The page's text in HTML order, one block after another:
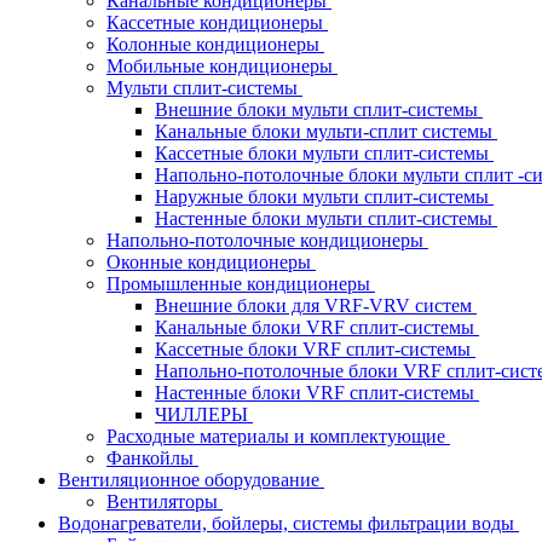
Кассетные кондиционеры
Колонные кондиционеры
Мобильные кондиционеры
Мульти сплит-системы
Внешние блоки мульти сплит-системы
Канальные блоки мульти-сплит системы
Кассетные блоки мульти сплит-системы
Напольно-потолочные блоки мульти сплит -
Наружные блоки мульти сплит-системы
Настенные блоки мульти сплит-системы
Напольно-потолочные кондиционеры
Оконные кондиционеры
Промышленные кондиционеры
Внешние блоки для VRF-VRV систем
Канальные блоки VRF сплит-системы
Кассетные блоки VRF сплит-системы
Напольно-потолочные блоки VRF сплит-
Настенные блоки VRF сплит-системы
ЧИЛЛЕРЫ
Расходные материалы и комплектующие
Фанкойлы
Вентиляционное оборудование
Вентиляторы
Водонагреватели, бойлеры, системы фильтрации воды